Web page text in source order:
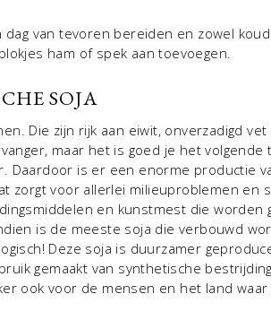
van tevoren bereiden en zowel
ham of spek aan toevoegen.
SOJA
Die zijn rijk aan eiwit, onverzadigd
maar het is goed je het
Daardoor is er een enorme productie
zorgt voor allerlei milieuproblemen en
en kunstmest die worden
is de meeste soja die verbouwd
Deze soja is duurzamer
gemaakt van synthetische
ook voor de mensen en het land